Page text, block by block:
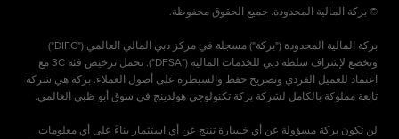
بركة المالية المحدودة ("بركة") مسجلة في مركز دبي المالي العالمي ("DIFC")
وتخضع لإشراف سلطة دبي للخدمات المالية ("DFSA"). تحمل ترخيص فئة 3C مع
اعتماد للعميل الفردي وتصريح حفظ والسيطرة على أصول العملاء. بركة هي شركة
لن تكون بركة مسؤولة عن أي خسارة تنتج عن أي استثمار بناءً على أي معلومات